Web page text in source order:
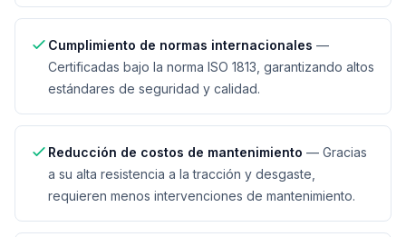
Cumplimiento de normas internacionales —
Certificadas bajo la norma ISO 1813, garantizando altos
estándares de seguridad y calidad.
Reducción de costos de mantenimiento — Gracias
a su alta resistencia a la tracción y desgaste,
requieren menos intervenciones de mantenimiento.